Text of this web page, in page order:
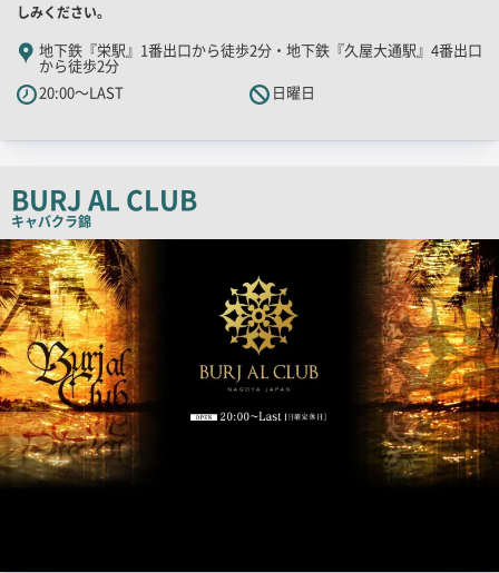
舗
PR
キ
ャ
チ
ピ
ー
しみください。
地下鉄『栄駅』1番出口から徒歩2分・地下鉄『久屋大通駅』4番出口
から徒歩2分
20:00～LAST
日曜日
BURJ AL CLUB
キャバクラ錦
検
索
結
果
一
覧
用
画
像